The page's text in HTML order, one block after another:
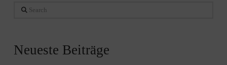
Search
Neueste Beiträge